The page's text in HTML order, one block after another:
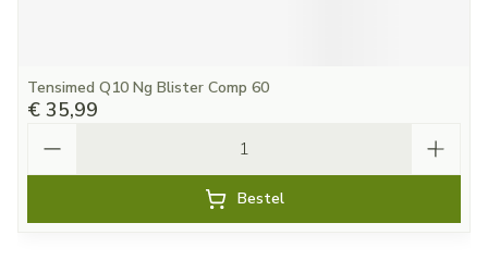
Tensimed Q10 Ng Blister Comp 60
€ 35,99
Bestel